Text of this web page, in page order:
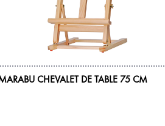
CHEVALET DE TABLE 75 CM